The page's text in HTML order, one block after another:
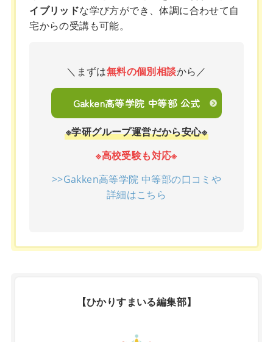
イブリッドな学び方ができ、体調に合わせて自
宅からの受講も可能。
＼まずは無料の個別相談から／
Gakken高等学院 中等部 公式
※学研グループ運営だから安心※
※高校受験も対応※
>>Gakken高等学院 中等部の口コミや
詳細はこちら
【ひかりすまいる編集部】